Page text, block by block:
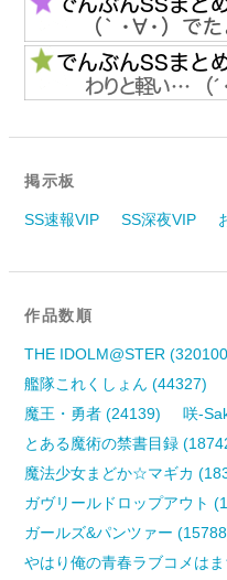
掲示板
SS速報VIP SS深夜VIP
作品数順
THE IDOLM@STER
艦隊これくしょん (44327)
魔王・勇者 (24139)
咲-
とある魔術の禁書目録
魔法少女まどか☆マギカ
ガヴリールドロップアウト
ガールズ&パンツァー
やはり俺の青春ラブコメは